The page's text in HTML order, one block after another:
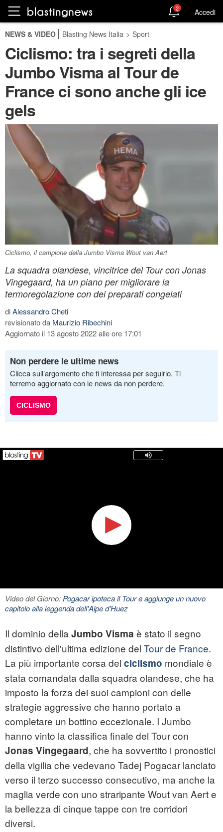
2 Accedi
NEWS & VIDEO Blasting News Italia > Sport
Ciclismo: tra i segreti della
Jumbo Visma al Tour de
France ci sono anche gli ice
gels
Ciclismo, il campione della Jumbo Visma Wout van Aert
La squadra olandese, vincitrice del Tour con Jonas
Vingegaard, ha un piano per migliorare la
termoregolazione con dei preparati congelati
diAlessandro Cheti
revisionato da Maurizio Ribechini
Aggiornato il 13 agosto 2022 alle ore 17:01
Non perdere le ultime news
Clicca sull’argomento che ti interessa per seguirlo. Ti
terremo aggiornato con le news da non perdere.
CICLISMO
Video del Giorno:Pogacar ipoteca il Tour e aggiunge un nuovo
capitolo alla leggenda dell'Alpe d'Huez
Il dominio della Jumbo Visma è stato il segno
distintivo dell'ultima edizione del Tour de France.
La più importante corsa del ciclismo mondiale è
stata comandata dalla squadra olandese, che ha
imposto la forza dei suoi campioni con delle
strategie aggressive che hanno portato a
completare un bottino eccezionale. I Jumbo
hanno vinto la classifica finale del Tour con
Jonas Vingegaard, che ha sovvertito i pronostici
della vigilia che vedevano Tadej Pogacar lanciato
verso il terzo successo consecutivo, ma anche la
maglia verde con uno straripante Wout van Aert e
la bellezza di cinque tappe con tre corridori
diversi.